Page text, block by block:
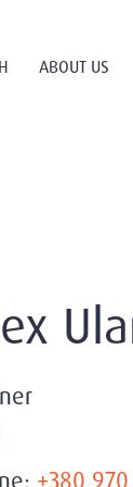
ABOUT US